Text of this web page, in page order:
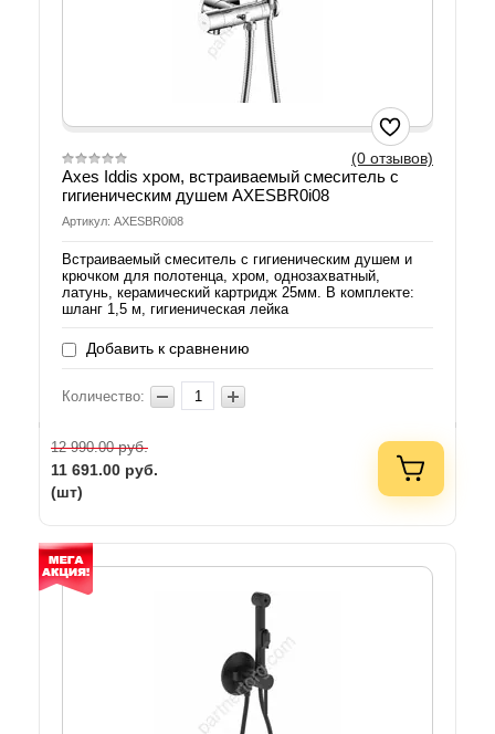
(0 отзывов)
Axes Iddis хром, встраиваемый смеситель с
гигиеническим душем AXESBR0i08
Артикул: AXESBR0i08
Встраиваемый смеситель с гигиеническим душем и
крючком для полотенца, хром, однозахватный,
латунь, керамический картридж 25мм. В комплекте:
шланг 1,5 м, гигиеническая лейка
Добавить к сравнению
Количество:
12 990.00руб.
11 691.00 руб.
(шт)